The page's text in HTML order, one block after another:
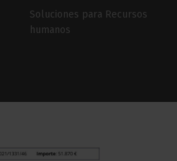
Soluciones para Recursos
humanos